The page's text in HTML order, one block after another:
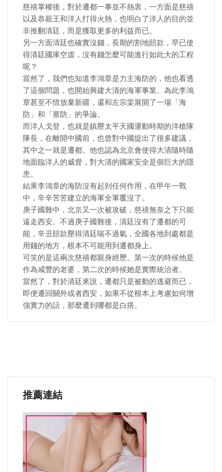
慈禧掌權後，對於遷都一事並不熱衷，一方面是慈禧
以及恭親王和洋人打得火熱，也明白了洋人的目的並
非推翻清廷，而是獲取更多的利益而已。
另一方面清廷也確實沒錢，長期的割地賠款，早已使
得清廷國庫空虛，沒有錢怎麼可能進行如此大的工程
呢？
當然了，我們也知道李鴻章是力主海防的，他也看透
了這個問題，也開始興建大清的海軍事業。為此李鴻
章甚至不惜放棄新疆，還和左宗棠展開了一場「海
防」和「塞防」的爭論。
而洋人戈登，也就是鎮壓太平天國運動時期的洋槍隊
隊長，在離開中國前，也曾對中國提出了很多建議，
其中之一就是遷都。他也認為北京會使得大清隨時隨
地面臨洋人的威脅，對大清的國家安全是個巨大的隱
患。
結果李鴻章的海防沒有起到任何作用，在甲午一戰
中，辛辛苦苦建立的海軍全軍覆沒了。
庚子國難中，北京又一次被攻破，慈禧無奈之下只能
遠走西安。不過庚子國難後，清廷沒有了遷都的可
能，辛丑賠款壓得清廷喘不過氣，全國各地到處都是
用錢的地方，根本不可能用到遷都身上。
可笑的是這兩次慈禧都親身經歷。第一次的時候他是
作為咸豐的老婆，第二次的時候她是實際統治者。
當然了，對於清廷來說，遷都只是被動的逃避而已，
即便遷回關外或者西安，如果不從根本上考慮如何增
強實力的話，那麼遷到哪都是白搭。
推薦連結